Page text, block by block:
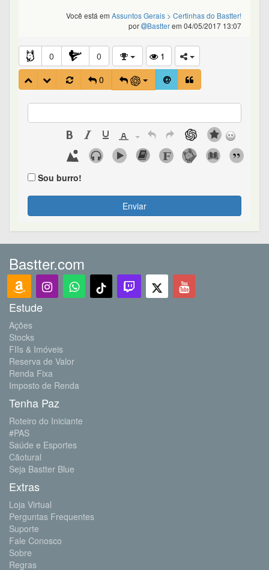
Você está em Assuntos Gerais > Certinhas do Bastter!
por
Bastterem 04/05/2017 13:07
0 0
1
0
Sou burro!
Enviar
Bastter.com
Estude
Ações
Stocks
FIIs & Imóveis
Reserva de Valor
Renda Fixa
Imposto de Renda
Tenha Paz
Roteiro do Iniciante
#PAS
Saúde e Esportes
Cãotural
Seja Bastter Blue
Extras
Loja Virtual
Perguntas Frequentes
Suporte
Fale Conosco
Sobre
Regras